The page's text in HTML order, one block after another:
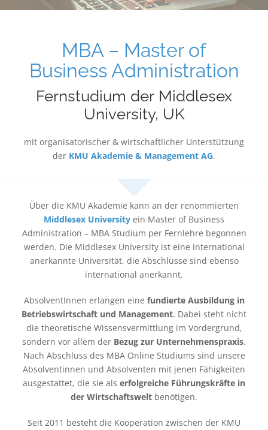
MBA – Master of
Business Administration
Fernstudium der Middlesex
University, UK
mit organisatorischer & wirtschaftlicher Unterstützung
der KMU Akademie & Management AG.
Über die KMU Akademie kann an der renommierten
Middlesex University ein Master of Business
Administration – MBA Studium per Fernlehre begonnen
werden. Die Middlesex University ist eine international
anerkannte Universität, die Abschlüsse sind ebenso
international anerkannt.
AbsolventInnen erlangen eine fundierte Ausbildung in
Betriebswirtschaft und Management. Dabei steht nicht
die theoretische Wissensvermittlung im Vordergrund,
sondern vor allem der Bezug zur Unternehmenspraxis.
Nach Abschluss des MBA Online Studiums sind unsere
Absolventinnen und Absolventen mit jenen Fähigkeiten
ausgestattet, die sie als erfolgreiche Führungskräfte in
der Wirtschaftswelt benötigen.
Seit 2011 besteht die Kooperation zwischen der KMU